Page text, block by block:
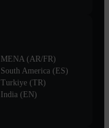
MENA (AR/FR)
South America (ES)
Turkiye (TR)
India (EN)